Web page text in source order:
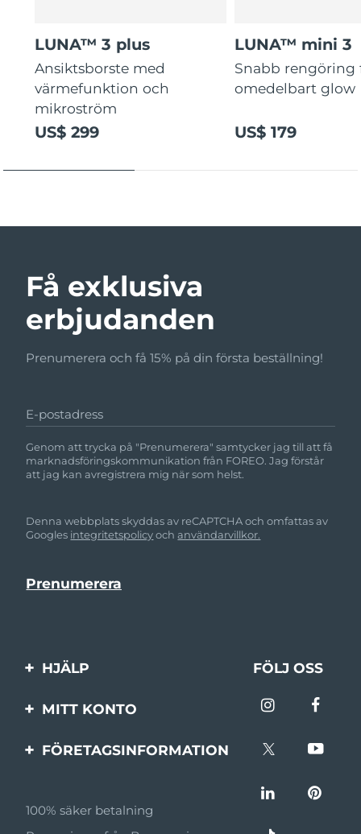
LUNA™ 3 plus
Ansiktsborste med
värmefunktion och
mikroström
US$ 299
LUNA™ mini 3
Snabb rengöring
omedelbart glow
US$ 179
Få exklusiva
erbjudanden
Prenumerera och få 15% på din första beställning!
E-postadress
Genom att trycka på "Prenumerera" samtycker jag till att få
marknadsföringskommunikation från FOREO. Jag förstår
att jag kan avregistrera mig när som helst.
Denna webbplats skyddas av reCAPTCHA och omfattas av
Googles integritetspolicyochanvändarvillkor.
HJÄLP
Kontakta oss
FÖLJ OSS
MITT KONTO
Produktregistrering
FÖRETAGSINFORMATION
Affiliateprogram
100% säker betalning